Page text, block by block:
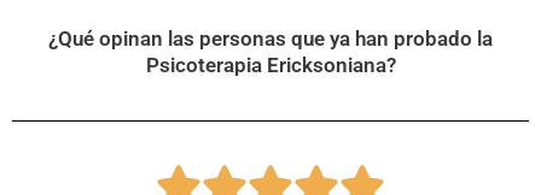
¿Qué opinan las personas que ya han probado la
Psicoterapia Ericksoniana?